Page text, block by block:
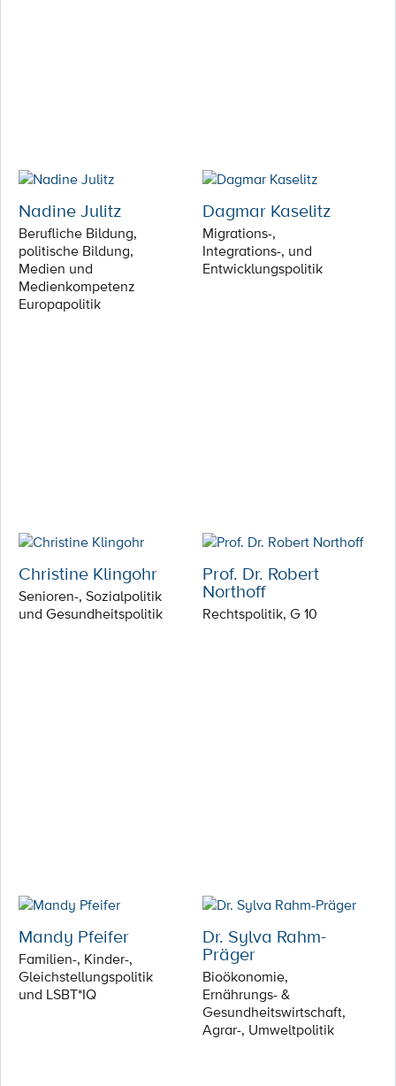
Nadine Julitz
Berufliche Bildung,
politische Bildung,
Medien und
Medienkompetenz
Europapolitik
Dagmar Kaselitz
Migrations-,
Integrations-, und
Entwicklungspolitik
Christine Klingohr
Senioren-, Sozialpolitik
und Gesundheitspolitik
Prof. Dr. Robert
Northoff
Rechtspolitik, G 10
Mandy Pfeifer
Familien-, Kinder-,
Gleichstellungspolitik
und LSBT*IQ
Dr. Sylva Rahm-
Präger
Bioökonomie,
Ernährungs- &
Gesundheitswirtschaft,
Agrar-, Umweltpolitik